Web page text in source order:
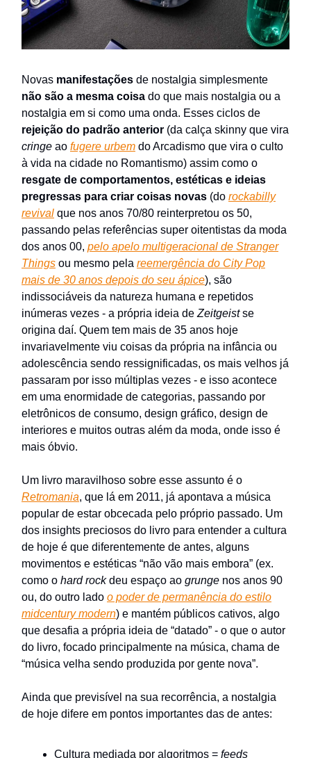
Novas manifestações de nostalgia simplesmente
não são a mesma coisa do que mais nostalgia ou a
nostalgia em si como uma onda. Esses ciclos de
rejeição do padrão anterior (da calça skinny que vira
cringe ao fugere urbem do Arcadismo que vira o culto
à vida na cidade no Romantismo) assim como o
resgate de comportamentos, estéticas e ideias
pregressas para criar coisas novas (do rockabilly
revival que nos anos 70/80 reinterpretou os 50,
passando pelas referências super oitentistas da moda
dos anos 00, pelo apelo multigeracional de Stranger
Things ou mesmo pela reemergência do City Pop
mais de 30 anos depois do seu ápice), são
indissociáveis da natureza humana e repetidos
inúmeras vezes - a própria ideia de Zeitgeistse
origina daí. Quem tem mais de 35 anos hoje
invariavelmente viu coisas da própria na infância ou
adolescência sendo ressignificadas, os mais velhos já
passaram por isso múltiplas vezes - e isso acontece
em uma enormidade de categorias, passando por
eletrônicos de consumo, design gráfico, design de
interiores e muitos outras além da moda, onde isso é
mais óbvio.
Um livro maravilhoso sobre esse assunto é o
Retromania, que lá em 2011, já apontava a música
popular de estar obcecada pelo próprio passado. Um
dos insights preciosos do livro para entender a cultura
de hoje é que diferentemente de antes, alguns
movimentos e estéticas “não vão mais embora” (ex.
como o hard rockdeu espaço ao grunge nos anos 90
ou, do outro lado o poder de permanência do estilo
midcentury modern) e mantém públicos cativos, algo
que desafia a própria ideia de “datado” - o que o autor
do livro, focado principalmente na música, chama de
“música velha sendo produzida por gente nova”.
Ainda que previsível na sua recorrência, a nostalgia
de hoje difere em pontos importantes das de antes:
Cultura mediada por algoritmos = feeds